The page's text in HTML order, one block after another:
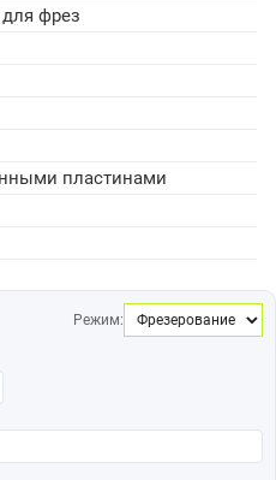
фрез
пластинами
Режим: